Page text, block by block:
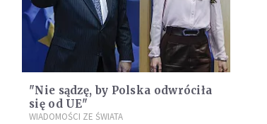
"Nie sądzę, by Polska odwróciła
się od UE"
WIADOMOŚCI ZE ŚWIATA